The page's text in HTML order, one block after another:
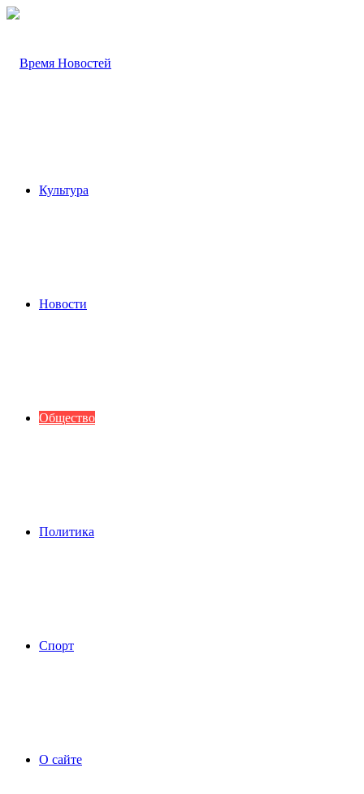
Культура
Новости
Общество
Политика
Спорт
О сайте